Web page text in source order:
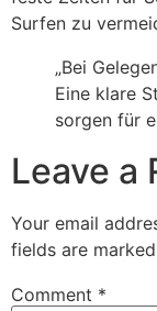
Surfen zu
„Bei
Eine klare
sorgen für
Leave a
Your email
fields are marked
Comment *